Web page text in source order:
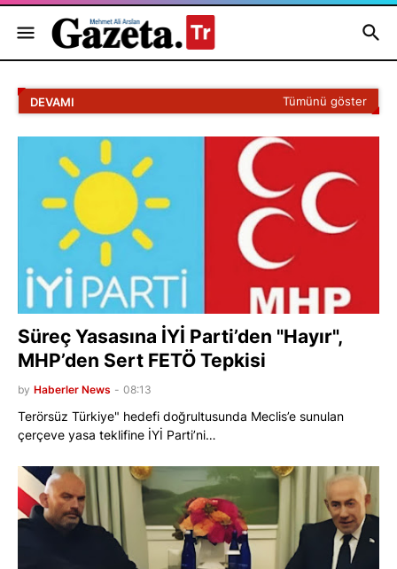
DEVAMI Tümünü göster
Süreç Yasasına İYİ Parti’den "Hayır",
MHP’den Sert FETÖ Tepkisi
by Haberler News - 08:13
Terörsüz Türkiye" hedefi doğrultusunda Meclis’e sunulan
çerçeve yasa teklifine İYİ Parti’ni…